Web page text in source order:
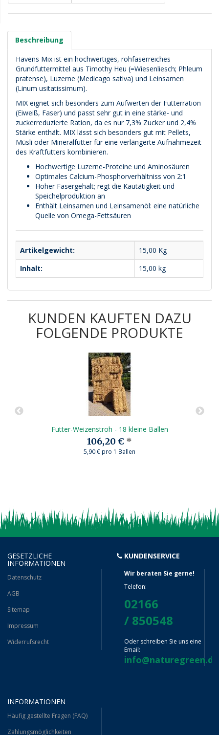
Beschreibung
Havens Mix ist ein hochwertiges, rohfaserreiches
Grundfuttermittel aus Timothy Heu (=Wiesenliesch; Phleum
pratense), Luzerne (Medicago sativa) und Leinsamen
(Linum usitatissimum).
MIX eignet sich besonders zum Aufwerten der Futterration
(Eiweiß, Faser) und passt sehr gut in eine stärke- und
zuckerreduzierte Ration, da es nur 7,3% Zucker und 2,4%
Stärke enthält. MIX lässt sich besonders gut mit Pellets,
Müsli oder Mineralfutter für eine verlängerte Aufnahmezeit
des Kraftfutters kombinieren.
Hochwertige Luzerne-Proteine und Aminosäuren
Optimales Calcium-Phosphorverhältniss von 2:1
Hoher Fasergehalt; regt die Kautätigkeit und
Speichelproduktion an
Enthält Leinsamen und Leinsamenöl: eine natürliche
Quelle von Omega-Fettsäuren
Artikelgewicht: 15,00 Kg
Inhalt:
15,00 kg
KUNDEN KAUFTEN DAZU
FOLGENDE PRODUKTE
Futter-Weizenstroh - 18 kleine Ballen
106,20 € *
5,90 € pro 1 Ballen
GESETZLICHE
INFORMATIONEN
Datenschutz
AGB
Sitemap
Impressum
Widerrufsrecht
KUNDENSERVICE
Wir beraten Sie gerne!
Telefon:
02166
/ 850548
Oder schreiben Sie uns eine
Email:
info@naturegreen.de
INFORMATIONEN
Häufig gestellte Fragen (FAQ)
Zahlungsmöglichkeiten